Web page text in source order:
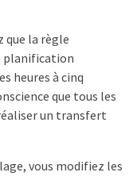
que la règle
planification
heures à cinq
que tous les
un transfert
vous modifiez les